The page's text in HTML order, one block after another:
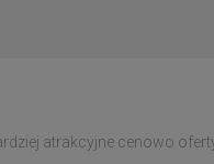
atrakcyjne cenowo